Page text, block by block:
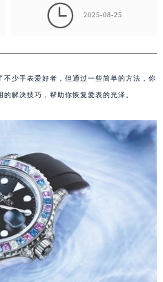
 2025-08-25
不少手表爱好者，但通过一些简单的方法，你
解决技巧，帮助你恢复爱表的光泽。